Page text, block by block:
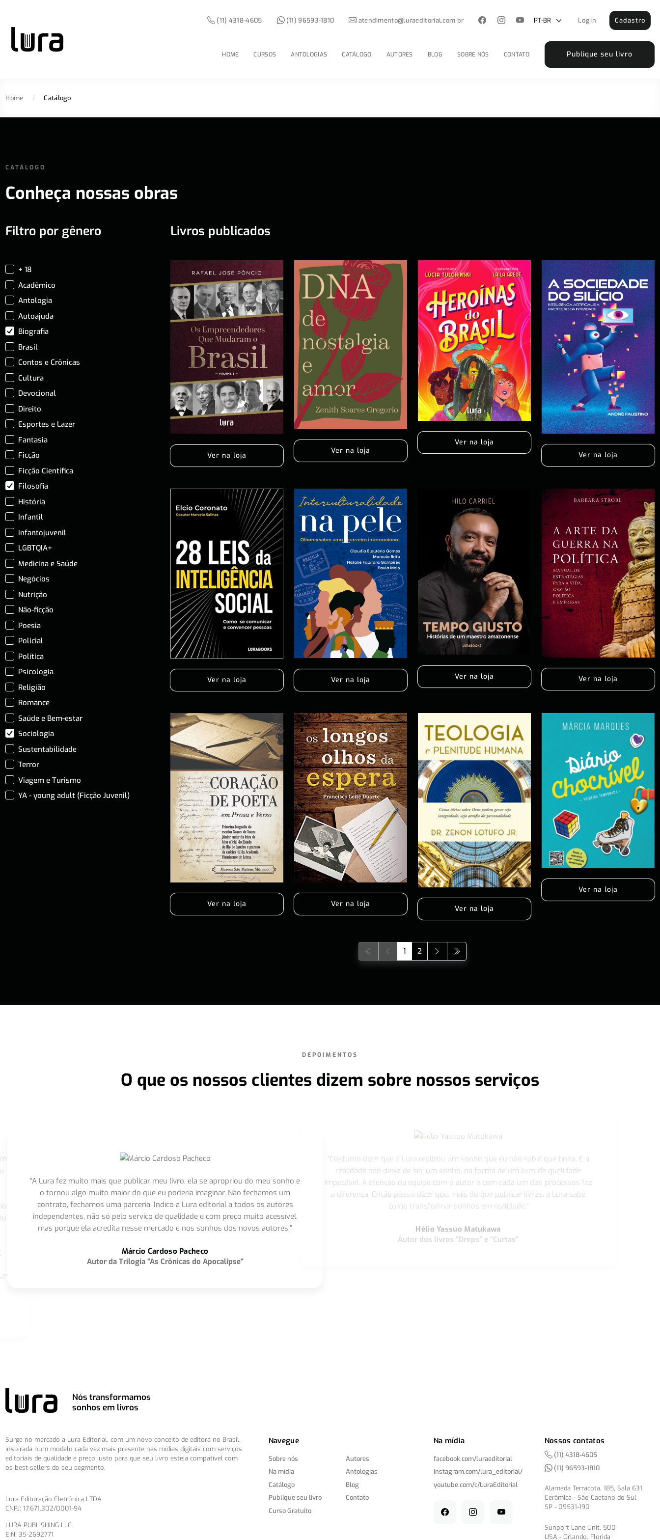
HOME CURSOS ANTOLOGIAS CATÁLOGO AUTORES BLOG SOBRE NÓS CONTATO Publique seu livro
(11) 4318-4605 (11) 96593-1810 atendimento@luraeditorial.com.br Login Cadastro
Home / Catálogo
CATÁLOGO
Conheça nossas obras
Filtro por gênero
+ 18
Acadêmico
Antologia
Autoajuda
Biografia
Brasil
Contos e Crônicas
Cultura
Devocional
Direito
Esportes e Lazer
Fantasia
Ficção
Ficção Científica
Filosofia
História
Infantil
Infantojuvenil
LGBTQIA+
Medicina e Saúde
Negócios
Nutrição
Não-ficção
Poesia
Policial
Política
Psicologia
Religião
Romance
Saúde e Bem-estar
Sociologia
Sustentabilidade
Terror
Viagem e Turismo
YA - young adult (Ficção Juvenil)
Livros publicados
Ver na loja Ver na loja
Ver na loja
Ver na loja
Ver na loja Ver na loja Ver na loja Ver na loja
Ver na loja Ver na loja
Ver na loja
Ver na loja
1 2
DEPOIMENTOS
O que os nossos clientes dizem sobre nossos serviços
“A Lura fez muito mais que publicar meu livro, ela se apropriou do meu sonho e
o tornou algo muito maior do que eu poderia imaginar. Não fechamos um
contrato, fechamos uma parceria. Indico a Lura editorial a todos os autores
independentes, não só pelo serviço de qualidade e com preço muito acessível,
mas porque ela acredita nesse mercado e nos sonhos dos novos autores.”
Márcio Cardoso Pacheco
Autor da Trilogia "As Crônicas do Apocalipse"
"Costumo dizer que a Lura realizou um sonho que eu não sabia que tinha. E a
realidade não deixa de ser um sonho, na forma de um livro de qualidade
impecável. A atenção da equipe com o autor e com cada um dos processos faz
a diferença. Então posso dizer que, mais do que publicar livros, a Lura sabe
como transformar sonhos em realidade."
Hélio Yassuo Matukawa
Autor dos livros "Drops" e “Curtas”
Nós transformamos
sonhos em livros
Surge no mercado a Lura Editorial, com um novo conceito de editora no Brasil,
inspirada num modelo cada vez mais presente nas mídias digitais com serviços
editoriais de qualidade e preço justo para que seu livro esteja compatível com
os best-sellers do seu segmento.
Lura Editoração Eletrônica LTDA
CNPJ: 17.671.302/0001-94
LURA PUBLISHING LLC
EIN: 35-2692771
Navegue
Sobre nós
Na mídia
Catálogo
Publique seu livro
Curso Gratuito
Autores
Antologias
Blog
Contato
Na mídia
facebook.com/luraeditorial
instagram.com/lura_editorial/
youtube.com/c/LuraEditorial
Nossos contatos
(11) 4318-4605
(11) 96593-1810
Alameda Terracota, 185, Sala 631
Cerâmica - São Caetano do Sul
SP - 09531-190
Sunport Lane Unit, 500
USA - Orlando, Florida